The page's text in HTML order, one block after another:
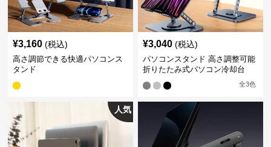
¥3,160 (税込)
高さ調節できる快適パソコンス
タンド
¥3,040 (税込)
パソコンスタンド 高さ調整可能
折りたたみ式パソコン冷却台
全3色
人気